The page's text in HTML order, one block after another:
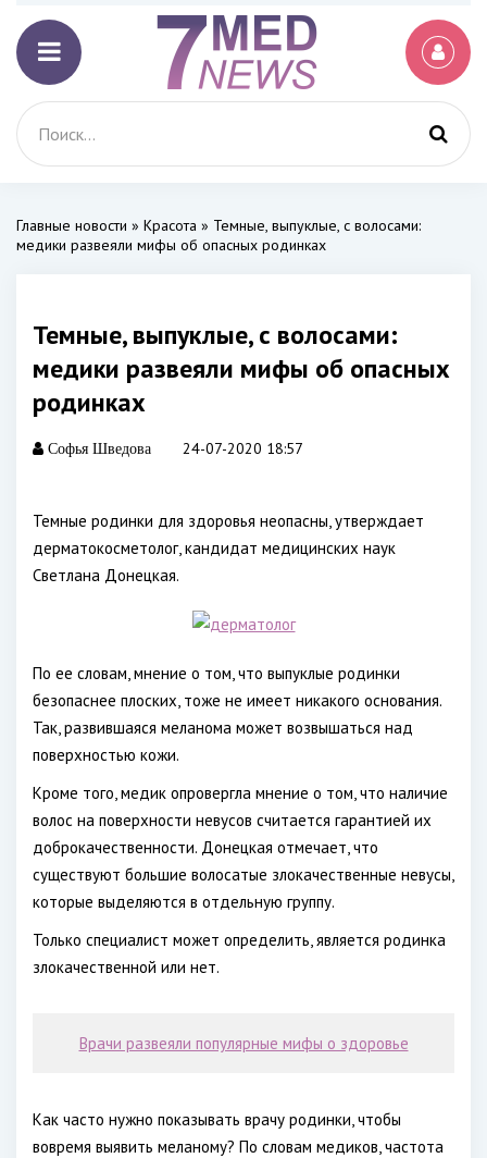
Главные новости » Красота » Темные, выпуклые, с волосами:
медики развеяли мифы об опасных родинках
Темные, выпуклые, с волосами:
медики развеяли мифы об опасных
родинках
Софья Шведова 24-07-2020 18:57
Темные родинки для здоровья неопасны, утверждает
дерматокосметолог, кандидат медицинских наук
Светлана Донецкая.
По ее словам, мнение о том, что выпуклые родинки
безопаснее плоских, тоже не имеет никакого основания.
Так, развившаяся меланома может возвышаться над
поверхностью кожи.
Кроме того, медик опровергла мнение о том, что наличие
волос на поверхности невусов считается гарантией их
доброкачественности. Донецкая отмечает, что
существуют большие волосатые злокачественные невусы,
которые выделяются в отдельную группу.
Только специалист может определить, является родинка
злокачественной или нет.
Врачи развеяли популярные мифы о здоровье
Как часто нужно показывать врачу родинки, чтобы
вовремя выявить меланому? По словам медиков, частота